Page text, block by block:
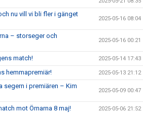
nu vill vi bli fler i gänget
2025-05-16 08:04
– storseger och
2025-05-16 00:21
match! 2025-05-14 17:43
hemmapremiär! 2025-05-13 21:12
segern i premiären – Kim
2025-05-09 00:47
mot Örnarna 8 maj! 2025-05-06 21:52